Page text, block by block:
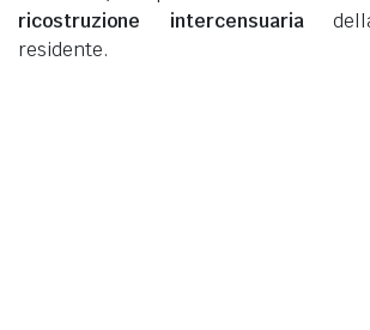
ricostruzione intercensuariadella
residente.